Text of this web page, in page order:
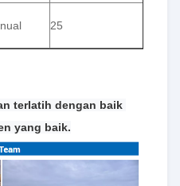
25
terlatih dengan baik
yang baik.